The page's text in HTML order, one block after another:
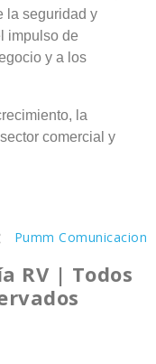
la seguridad y
impulso de
y a los
la
comercial y
Pumm Comunicacion
RV | Todos